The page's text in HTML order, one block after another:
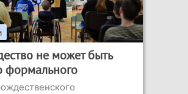
не может быть
формального